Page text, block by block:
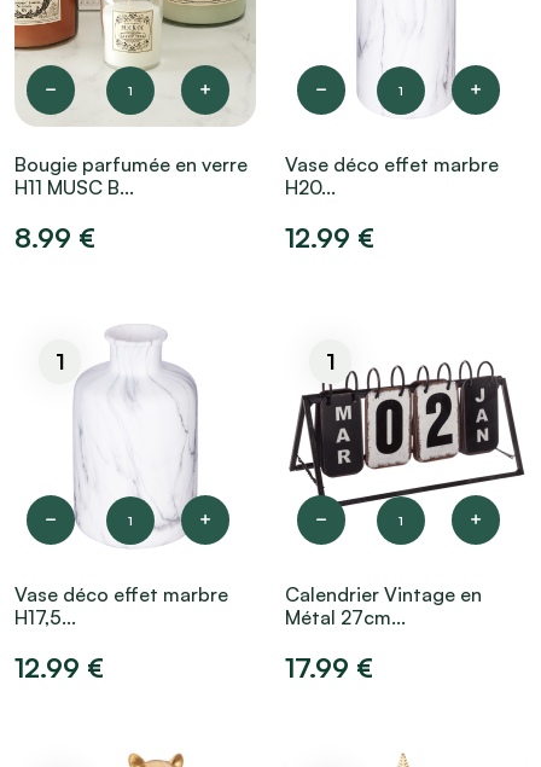
1
Bougie parfumée en verre
H11 MUSC B...
8.99 €
1
Vase déco effet marbre
H20...
12.99 €
1
1
Vase déco effet marbre
H17,5...
12.99 €
1
1
Calendrier Vintage en
Métal 27cm...
17.99 €